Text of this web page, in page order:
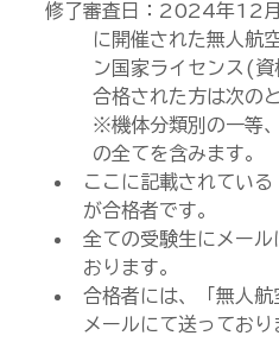
修了審査日：2024年12
に開催された無人航
ン国家ライセンス(
合格された方は次の
※機体分類別の一等
の全てを含みます。
ここに記載されている
が合格者です。
全ての受験生にメー
おります。
合格者には、「無人
メールにて送っており